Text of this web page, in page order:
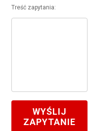
Treść zapytania:
WYŚLIJ
ZAPYTANIE